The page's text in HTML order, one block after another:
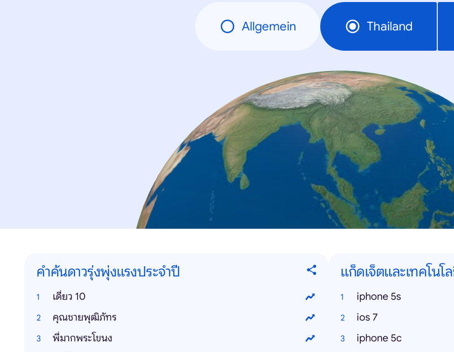
Allgemein Thailand
คำค้นดาวรุ่งพุ่งแรงประจำปี
เดี่ยว 10
คุณชายพุฒิภัทร
พี่มากพระโขนง
แก็ดเจ็ตและเทคโนโ
iphone 5s
ios 7
iphone 5c